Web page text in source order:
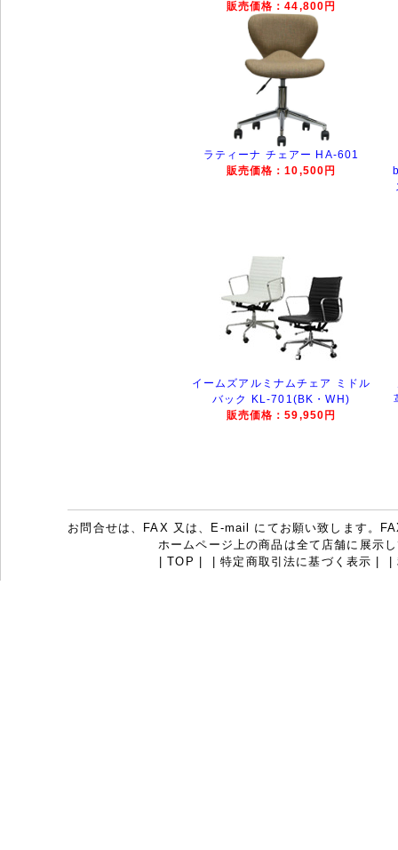
販売価格：44,800円
ラティーナ チェアー HA-601
販売価格：10,500円
イームズアルミナムチェア ミドル
バック KL-701(BK・WH)
販売価格：59,950円
お問合せは、FAX 又は、E-mail にてお願い致します。
ホームページ上の商品は全て店舗に展示
|TOP |特定商取引法に基づく表示 |